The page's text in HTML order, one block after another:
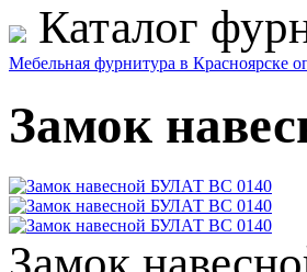
Каталог
Мебельная фурнитура в Красноярске
Замок